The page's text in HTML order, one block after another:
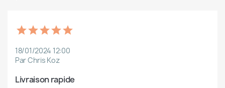
18/01/2024 12:00
Par Chris Koz
Livraison rapide